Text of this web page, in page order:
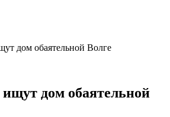
дом обаятельной Волге
дом обаятельной